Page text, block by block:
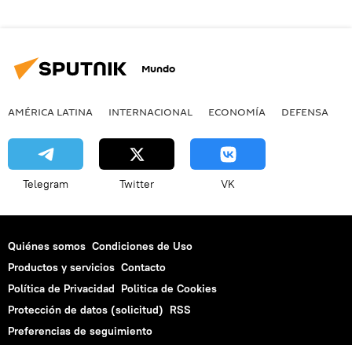
Mundo
AMÉRICA LATINA INTERNACIONAL ECONOMÍA DEFENSA
Telegram Twitter VK
Quiénes somos Condiciones de Uso
Productos y servicios Contacto
Política de Privacidad Politica de Cookies
Protección de datos (solicitud) RSS
Preferencias de seguimiento